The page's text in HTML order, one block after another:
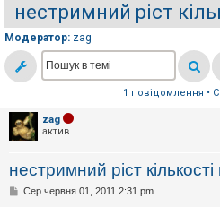
Р
е
є
т
р
і
я
е
нестримний ріст
Модератор: zag
1 повідомлення •
zag
актив
нестримний ріст
ПСер червня 01, 2011 2:31 pm